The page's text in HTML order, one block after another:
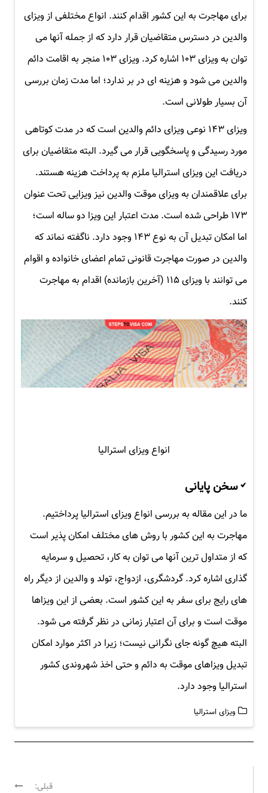
برای مهاجرت به این کشور اقدام کنند. انواع مختلفی از ویزای
والدین در دسترس متقاضیان قرار دارد که از جمله آنها می
توان به ویزای ۱۰۳ اشاره کرد. ویزای ۱۰۳ منجر به اقامت دائم
والدین می شود و هزینه ای در بر ندارد؛ اما مدت زمان بررسی
آن بسیار طولانی است.
ویزای ۱۴۳ نوعی ویزای دائم والدین است که در مدت کوتاهی
مورد رسیدگی و پاسخگویی قرار می گیرد. البته متقاضیان برای
دریافت این ویزای استرالیا ملزم به پرداخت هزینه هستند.
برای علاقمندان به ویزای موقت والدین نیز ویزایی تحت عنوان
۱۷۳ طراحی شده است. مدت اعتبار این ویزا دو ساله است؛
اما امکان تبدیل آن به نوع ۱۴۳ وجود دارد. ناگفته نماند که
والدین در صورت مهاجرت قانونی تمام اعضای خانواده و اقوام
می توانند با ویزای ۱۱۵ (آخرین بازمانده) اقدام به مهاجرت
کنند.
انواع ویزای استرالیا
سخن پایانی
ما در این مقاله به بررسی انواع ویزای استرالیا پرداختیم.
مهاجرت به این کشور با روش های مختلف امکان پذیر است
که از متداول ترین آنها می توان به کار، تحصیل و سرمایه
گذاری اشاره کرد. گردشگری، ازدواج، تولد و والدین از دیگر راه
های رایج برای سفر به این کشور است. بعضی از این ویزاها
موقت است و برای آن اعتبار زمانی در نظر گرفته می شود.
البته هیچ گونه جای نگرانی نیست؛ زیرا در اکثر موارد امکان
تبدیل ویزاهای موقت به دائم و حتی اخذ شهروندی کشور
استرالیا وجود دارد.
ویزای استرالیا
قبلی: